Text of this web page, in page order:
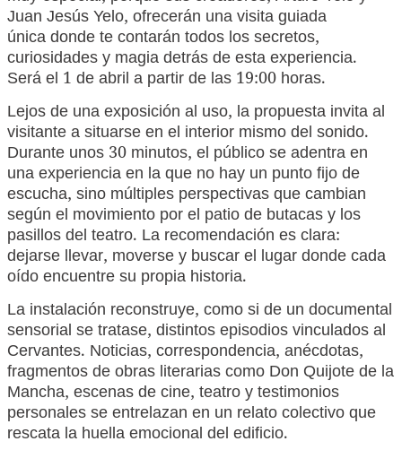
Juan Jesús Yelo, ofrecerán una visita guiada
única donde te contarán todos los secretos,
curiosidades y magia detrás de esta experiencia.
Será el 1 de abril a partir de las 19:00 horas.
Lejos de una exposición al uso, la propuesta invita al
visitante a situarse en el interior mismo del sonido.
Durante unos 30 minutos, el público se adentra en
una experiencia en la que no hay un punto fijo de
escucha, sino múltiples perspectivas que cambian
según el movimiento por el patio de butacas y los
pasillos del teatro. La recomendación es clara:
dejarse llevar, moverse y buscar el lugar donde cada
oído encuentre su propia historia.
La instalación reconstruye, como si de un documental
sensorial se tratase, distintos episodios vinculados al
Cervantes. Noticias, correspondencia, anécdotas,
fragmentos de obras literarias como Don Quijote de la
Mancha, escenas de cine, teatro y testimonios
personales se entrelazan en un relato colectivo que
rescata la huella emocional del edificio.